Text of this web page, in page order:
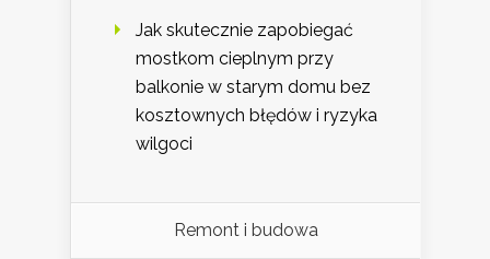
Jak skutecznie zapobiegać
mostkom cieplnym przy
balkonie w starym domu bez
kosztownych błędów i ryzyka
wilgoci
Remont i budowa